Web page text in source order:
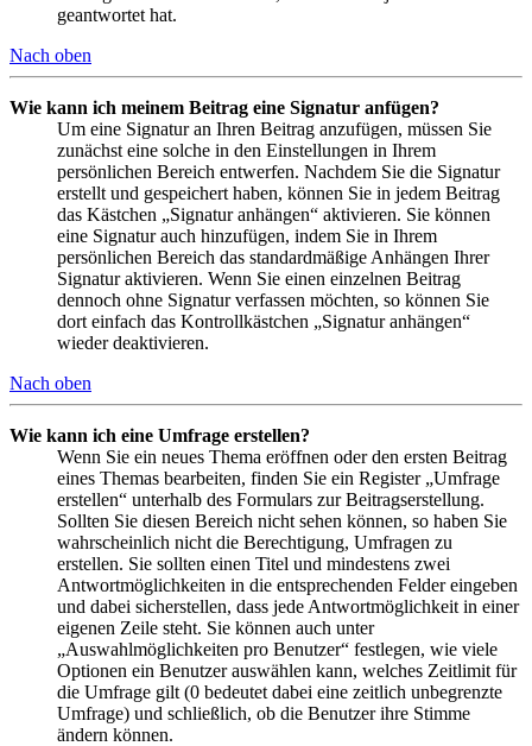
geantwortet hat.
Nach oben
Wie kann ich meinem Beitrag eine Signatur anfügen?
Um eine Signatur an Ihren Beitrag anzufügen, müssen Sie
zunächst eine solche in den Einstellungen in Ihrem
persönlichen Bereich entwerfen. Nachdem Sie die Signatur
erstellt und gespeichert haben, können Sie in jedem Beitrag
das Kästchen „Signatur anhängen“ aktivieren. Sie können
eine Signatur auch hinzufügen, indem Sie in Ihrem
persönlichen Bereich das standardmäßige Anhängen Ihrer
Signatur aktivieren. Wenn Sie einen einzelnen Beitrag
dennoch ohne Signatur verfassen möchten, so können Sie
dort einfach das Kontrollkästchen „Signatur anhängen“
wieder deaktivieren.
Nach oben
Wie kann ich eine Umfrage erstellen?
Wenn Sie ein neues Thema eröffnen oder den ersten Beitrag
eines Themas bearbeiten, finden Sie ein Register „Umfrage
erstellen“ unterhalb des Formulars zur Beitragserstellung.
Sollten Sie diesen Bereich nicht sehen können, so haben Sie
wahrscheinlich nicht die Berechtigung, Umfragen zu
erstellen. Sie sollten einen Titel und mindestens zwei
Antwortmöglichkeiten in die entsprechenden Felder eingeben
und dabei sicherstellen, dass jede Antwortmöglichkeit in einer
eigenen Zeile steht. Sie können auch unter
„Auswahlmöglichkeiten pro Benutzer“ festlegen, wie viele
Optionen ein Benutzer auswählen kann, welches Zeitlimit für
die Umfrage gilt (0 bedeutet dabei eine zeitlich unbegrenzte
Umfrage) und schließlich, ob die Benutzer ihre Stimme
ändern können.